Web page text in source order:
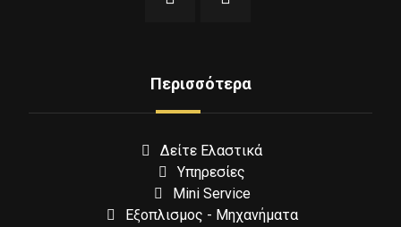
Περισσότερα
Δείτε Ελαστικά
Υπηρεσίες
Mini Service
Εξοπλισμος - Μηχανήματα